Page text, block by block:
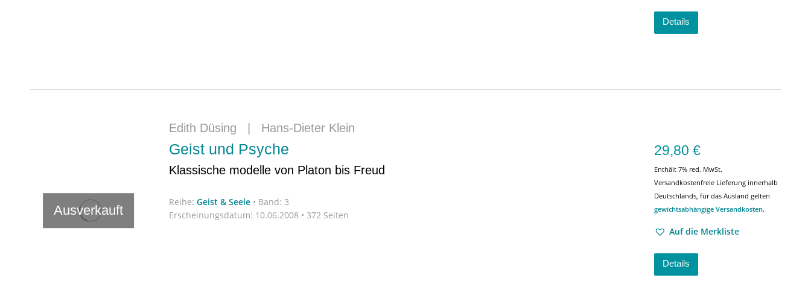
Details
Ausverkauft
Edith Düsing Hans-Dieter Klein
Geist und Psyche
Klassische modelle von Platon bis Freud
Reihe: Geist & Seele • Band: 3
Erscheinungsdatum: 10.06.2008 • 372 Seiten
29,80 €
Enthält 7% red. MwSt.
Versandkostenfreie Lieferung innerhalb
Deutschlands, für das Ausland gelten
gewichtsabhängige Versandkosten.
Auf die Merkliste
Details